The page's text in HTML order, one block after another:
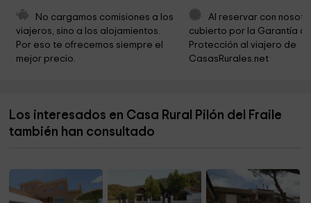
Ermita de San Isidro
Deposito Municipal de Herreruela
El Calvario 7,9 km
Ayuntamiento de Herreruela 8,1 km
No cargamos comisiones a los
viajeros, sino a los alojamientos.
Por eso te ofrecemos siempre el
mejor precio.
Al reservar con
cubierto por la Garantía
Protección al viajero de
CasasRurales.net
Los interesados en Casa Rural Pilón del Fraile
también han consultado